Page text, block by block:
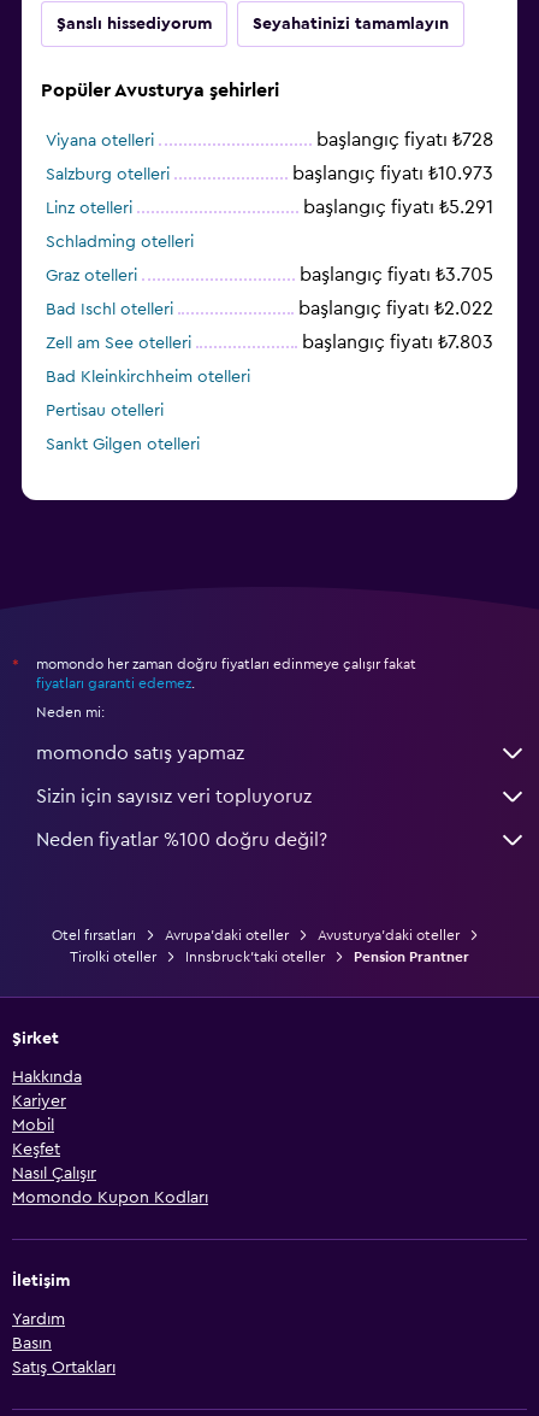
Şanslı hissediyorum Seyahatinizi tamamlayın
Popüler Avusturya şehirleri
Viyana otelleri başlangıç fiyatı ₺728
Salzburg otelleri başlangıç fiyatı ₺10.973
Linz otelleri başlangıç fiyatı ₺5.291
Schladming otelleri
Graz otelleri
başlangıç fiyatı ₺3.705
Bad Ischl otelleri başlangıç fiyatı ₺2.022
Zell am See otelleri başlangıç fiyatı ₺7.803
Bad Kleinkirchheim otelleri
Pertisau otelleri
Sankt Gilgen otelleri
*
momondo her zaman doğru fiyatları edinmeye çalışır fakat
fiyatları garanti edemez
Neden mi:
momondo satış yapmaz
Sizin için sayısız veri topluyoruz
Neden fiyatlar %100 doğru değil?
Otel fırsatları Avrupa'daki oteller
Avusturya'daki oteller
Tirolki oteller
Innsbruck'taki oteller Pension Prantner
Şirket
Hakkında
Kariyer
Mobil
Keşfet
Nasıl Çalışır
Momondo Kupon Kodları
İletişim
Yardım
Basın
Satış Ortakları